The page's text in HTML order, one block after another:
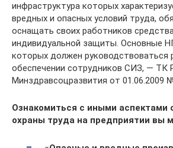
инфраструктура которых
вредных и опасных условий труда,
оснащать своих работников
индивидуальной защиты. Основные
которых должен руководствоваться
обеспечении сотрудников СИЗ, — ТК
Минздравсоцразвития от 01.06.2009
Ознакомиться с иными аспектами
охраны труда на предприятии вы